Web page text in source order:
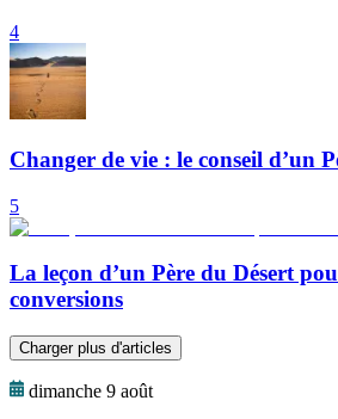
4
Changer de vie : le conseil d’un
5
La leçon d’un Père du Désert
conversions
Charger plus d'articles
dimanche 9 août